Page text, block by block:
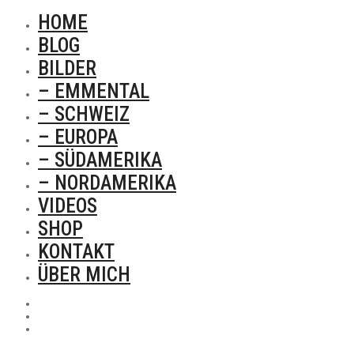
HOME
BLOG
BILDER
– EMMENTAL
– SCHWEIZ
– EUROPA
– SÜDAMERIKA
– NORDAMERIKA
VIDEOS
SHOP
KONTAKT
ÜBER MICH